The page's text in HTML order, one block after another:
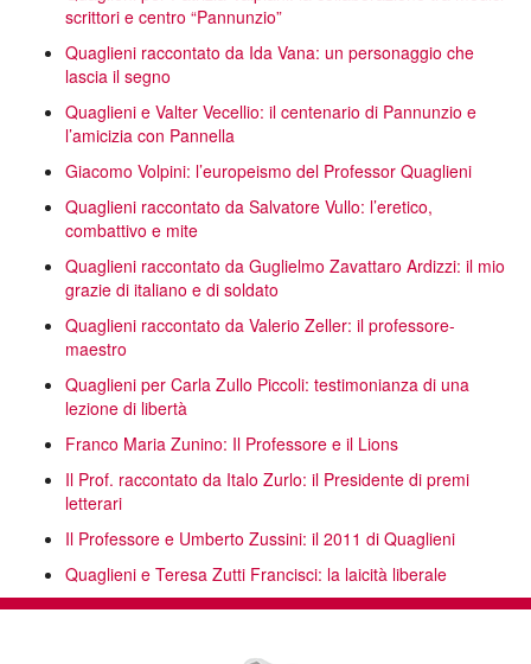
scrittori e centro “Pannunzio”
Quaglieni raccontato da Ida Vana: un personaggio che
lascia il segno
Quaglieni e Valter Vecellio: il centenario di Pannunzio e
l’amicizia con Pannella
Giacomo Volpini: l’europeismo del Professor Quaglieni
Quaglieni raccontato da Salvatore Vullo: l’eretico,
combattivo e mite
Quaglieni raccontato da Guglielmo Zavattaro Ardizzi: il mio
grazie di italiano e di soldato
Quaglieni raccontato da Valerio Zeller: il professore-
maestro
Quaglieni per Carla Zullo Piccoli: testimonianza di una
lezione di libertà
Franco Maria Zunino: Il Professore e il Lions
Il Prof. raccontato da Italo Zurlo: il Presidente di premi
letterari
Il Professore e Umberto Zussini: il 2011 di Quaglieni
Quaglieni e Teresa Zutti Francisci: la laicità liberale